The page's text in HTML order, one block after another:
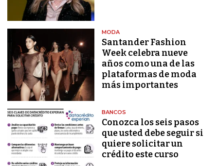
MODA
Santander Fashion
Week celebra nueve
años como una de las
plataformas de moda
más importantes
BANCOS
Conozca los seis pasos
que usted debe seguir si
quiere solicitar un
crédito este curso